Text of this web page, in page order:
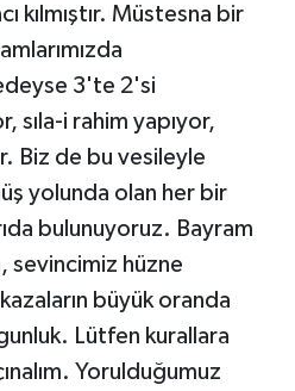
kılmıştır. Müstesna bir
3'te 2'si
sıla-i rahim yapıyor,
Biz de bu vesileyle
yolunda olan her bir
bulunuyoruz. Bayram
sevincimiz hüzne
büyük oranda
Lütfen kurallara
Yorulduğumuz